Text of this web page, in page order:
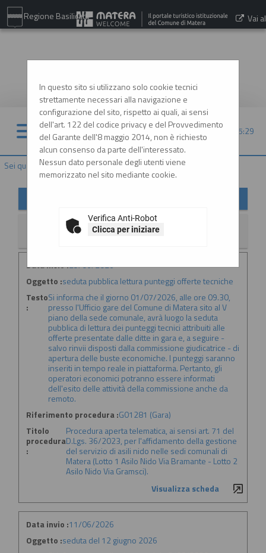
Regione Basilicata Vai al
07/08/2026 05:29
Sei qui: Home»Informazioni»News
In questo sito si utilizzano solo cookie tecnici
strettamente necessari alla navigazione e
configurazione del sito, rispetto ai quali, ai sensi
dell'art. 122 del codice privacy e del Provvedimento
del Garante dell'8 maggio 2014, non è richiesto
alcun consenso da parte dell'interessato.
Nessun dato personale degli utenti viene
memorizzato nel sito mediante cookie.
Verifica Anti-Robot
Clicca per iniziare
La ricerca ha restituito 2 risultati.
Data invio :29/06/2026
Oggetto :seduta pubblica lettura punteggi offerte tecniche
Testo
:
Si informa che il giorno 01/07/2026, alle ore 09.30,
presso l'Ufficio gare del Comune di Matera sito al V
piano della sede comunale, avrà luogo la seduta
pubblica di lettura dei punteggi tecnici attribuiti alle
offerte presentate dalle ditte in gara e, a seguire -
salvo rinvii disposti dalla commissione giudicatrice - di
apertura delle buste economiche. I punteggi saranno
inseriti in tempo reale in piattaforma. Pertanto, gli
operatori economici potranno essere informati
dell'esito delle attività della commissione anche da
remoto.
Riferimento procedura :G01281 (Gara)
Titolo
procedura
:
Procedura aperta telematica, ai sensi art. 71 del
D.Lgs. 36/2023, per l'affidamento della gestione
del servizio di asili nido nelle sedi comunali di
Matera (Lotto 1 Asilo Nido Via Bramante - Lotto 2
Asilo Nido Via Gramsci).
Visualizza scheda
Data invio :11/06/2026
Oggetto :seduta del 12 giugno 2026